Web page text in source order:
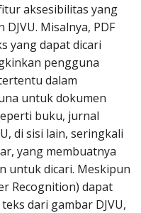
aksesibilitas yang
Misalnya, PDF
yang dapat dicari
pengguna
dalam
untuk dokumen
buku, jurnal
di sisi lain, seringkali
yang membuatnya
untuk dicari. Meskipun
Recognition) dapat
dari gambar DJVU,